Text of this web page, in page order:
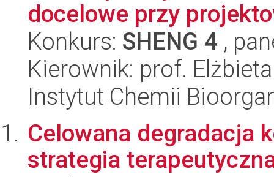
docelowe przy
Konkurs: SHENG 4 ,
Kierownik: prof.
Instytut Chemii
Celowana degradacja
strategia